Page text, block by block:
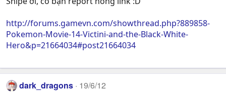
http://forums.gamevn.com/showthread.php?889858-
Pokemon-Movie-14-Victini-and-the-Black-White-
Hero&p=21664034#post21664034
dark_dragons 19/6/12